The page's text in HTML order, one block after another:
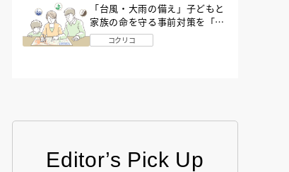
「台風・大雨の備え」子どもと
家族の命を守る事前対策を「防
災アドバイザー」が解説
コクリコ
Editor’s Pick Up